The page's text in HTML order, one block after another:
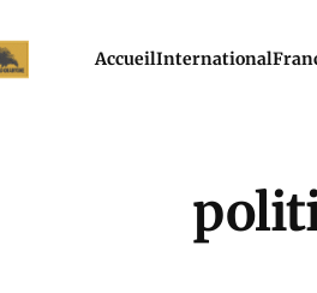
AccueilInternational